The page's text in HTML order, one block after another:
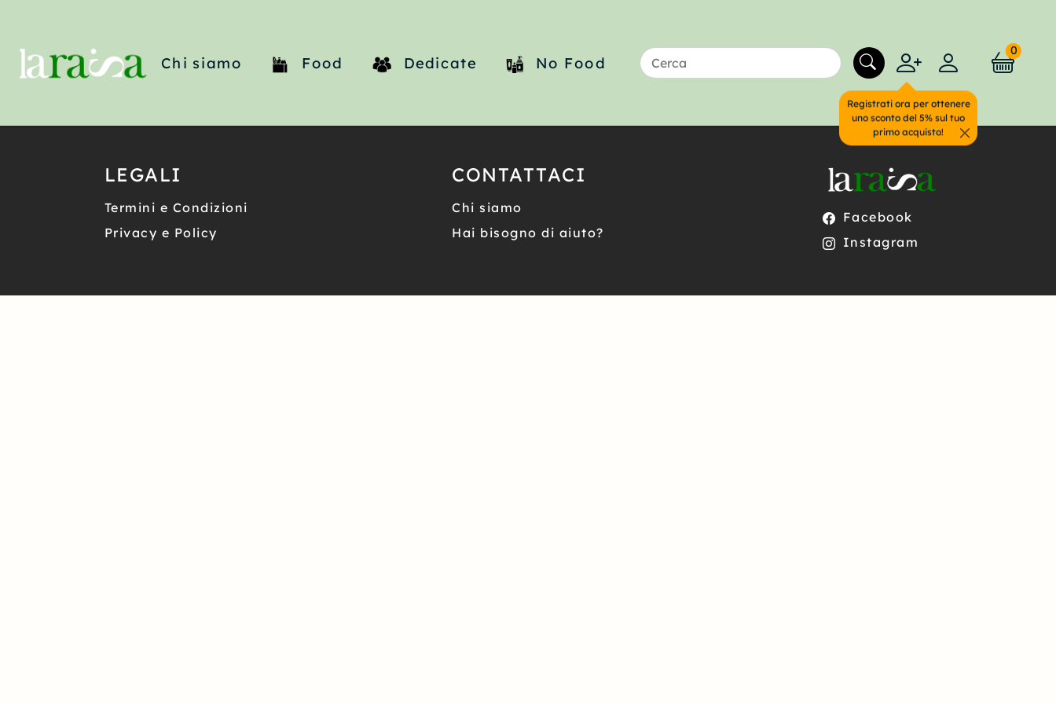
Chi siamo Food Dedicate No Food
Registrati ora per ottenere
uno sconto del 5% sul tuo
primo acquisto!
0
LEGALI
Termini e Condizioni
Privacy e Policy
CONTATTACI
Chi siamo
Hai bisogno di aiuto?
Facebook
Instagram